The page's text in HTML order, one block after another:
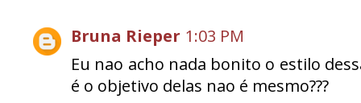
Bruna Rieper 1:03 PM
Eu nao acho nada bonito o estilo
é o objetivo delas nao é mesmo???